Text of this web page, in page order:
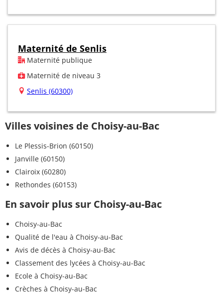
Maternité de Senlis
Maternité publique
Maternité de niveau 3
Senlis (60300)
Villes voisines de Choisy-au-Bac
Le Plessis-Brion (60150)
Janville (60150)
Clairoix (60280)
Rethondes (60153)
En savoir plus sur Choisy-au-Bac
Choisy-au-Bac
Qualité de l'eau à Choisy-au-Bac
Avis de décès à Choisy-au-Bac
Classement des lycées à Choisy-au-Bac
Ecole à Choisy-au-Bac
Crèches à Choisy-au-Bac